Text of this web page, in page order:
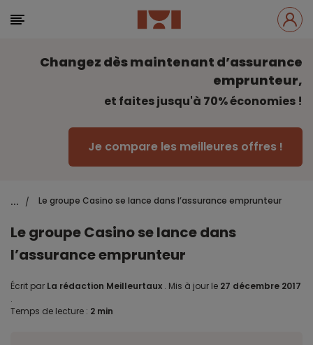
Changez dès maintenant d’assurance
emprunteur,
et faites jusqu'à 70% économies !
Je compare les meilleures offres !
... / Le groupe Casino se lance dans l’assurance emprunteur
Le groupe Casino se lance dans
l’assurance emprunteur
Écrit par La rédaction Meilleurtaux . Mis à jour le 27 décembre 2017
.
Temps de lecture : 2 min